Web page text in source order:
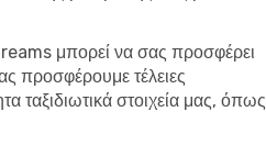
μπορεί να σας προσφέρει
προσφέρουμε τέλειες
στοιχεία μας, όπως